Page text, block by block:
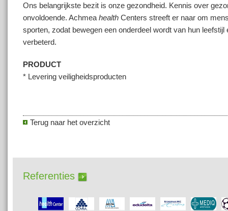
Ons belangrijkste bezit is onze gezondheid. Kennis over
onvoldoende. Achmea healthCenters streeft er naar om
sporten, zodat bewegen een onderdeel wordt van hun leefstijl
verbeterd.
PRODUCT
* Levering veiligheidsproducten
Terug naar het overzicht
Referenties